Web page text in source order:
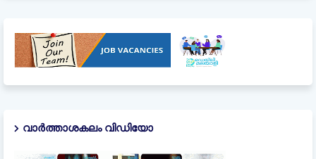
വാർത്താശകലം വിഡിയോ